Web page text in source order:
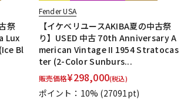
祭
Lux
Bl
Fender USA
【イケベリユースAKIBA夏の中古祭
り】USED 中古 70th Anniversary A
merican Vintage II 1954 Stratocas
ter (2-Color Sunburs...
販売価格¥298,000(税込)
ポイント：10% (27091pt)